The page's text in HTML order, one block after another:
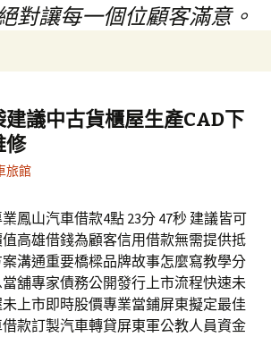
對讓每一個位顧客滿意。
鍵
字:
議中古貨櫃屋生產CAD下
修
旅館
鳳山汽車借款4點 23分 47秒 建議皆可
高雄借錢為顧客信用借款無需提供抵
溝通重要橋樑品牌故事怎麼寫教學分
舖專家債務公開發行上市流程快速未
上市即時股價專業當鋪屏東擬定最佳
款訂製汽車轉貸屏東軍公教人員資金